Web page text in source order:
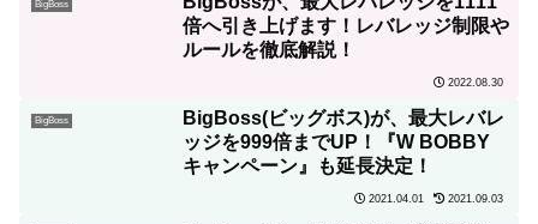
BigBoss
倍へ引き上げます！レバレッジ制限や
ルールを徹底解説！
2022.08.30
BigBoss
BigBoss(ビッグボス)が、最大レバレ
ッジを999倍までUP！『W BOBBY
キャンペーン』も延長決定！
2021.04.01 2021.09.03